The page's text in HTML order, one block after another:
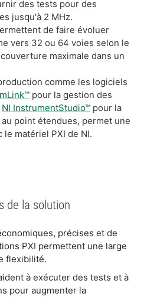
des tests pour des
jusqu'à 2 MHz.
de faire évoluer
vers 32 ou 64 voies selon le
maximale dans un
comme les logiciels
pour la gestion des
NI InstrumentStudio™ pour la
point étendues, permet une
matériel PXI de NI.
de la solution
précises et de
PXI permettent une large
flexibilité.
à exécuter des tests et à
pour augmenter la